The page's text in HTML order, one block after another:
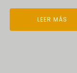
LEER MÁS